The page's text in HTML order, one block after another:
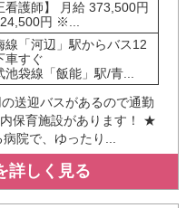
看護師】 月給 373,500円
円 ※...
線「河辺」駅からバス12
車すぐ
池袋線「飯能」駅/青...
送迎バスがあるので通勤
保育施設があります！ ★
院で、ゆったり...
詳しく見る